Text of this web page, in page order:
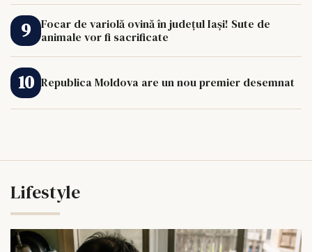
Focar de variolă ovină în județul Iași! Sute de
animale vor fi sacrificate
Republica Moldova are un nou premier desemnat
Lifestyle